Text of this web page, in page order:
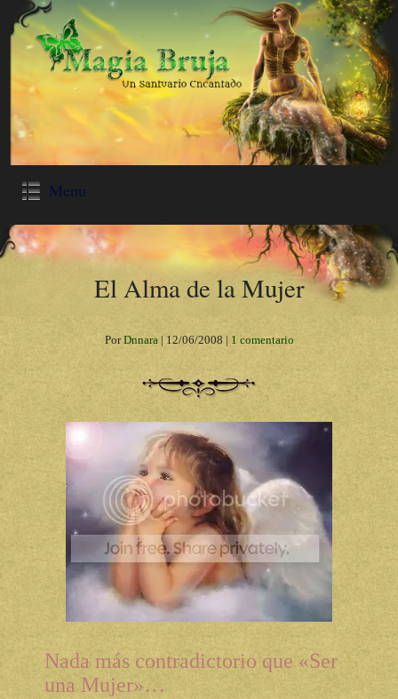
Menu
El Alma de la Mujer
PorDnnara| 12/06/2008 | 1 comentario
Nada más contradictorio que «Ser
una Mujer»…